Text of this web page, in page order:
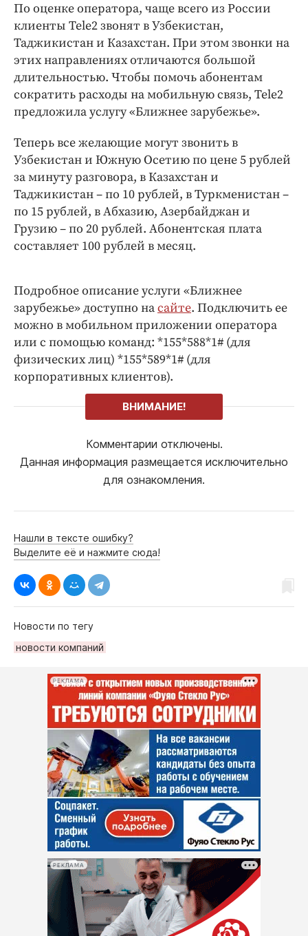
Интересное чтиво
Клиника года
Бренд года
Работодатель года
По оценке оператора, чаще всего из России
клиенты Tele2 звонят в Узбекистан,
Таджикистан и Казахстан. При этом звонки на
этих направлениях отличаются большой
длительностью. Чтобы помочь абонентам
сократить расходы на мобильную связь, Tele2
предложила услугу «Ближнее зарубежье».
Теперь все желающие могут звонить в
Узбекистан и Южную Осетию по цене 5 рублей
за минуту разговора, в Казахстан и
Таджикистан – по 10 рублей, в Туркменистан –
по 15 рублей, в Абхазию, Азербайджан и
Грузию – по 20 рублей. Абонентская плата
составляет 100 рублей в месяц.
Подробное описание услуги «Ближнее
зарубежье» доступно насайте. Подключить ее
можно в мобильном приложении оператора
или с помощью команд: *155*588*1# (для
физических лиц) *155*589*1# (для
корпоративных клиентов).
ВНИМАНИЕ!
Комментарии отключены.
Данная информация размещается исключительно
для ознакомления.
Нашли в тексте ошибку?
Выделите её и нажмите сюда!
Новости по тегу
новости компаний
РЕКЛАМА
РЕКЛАМА